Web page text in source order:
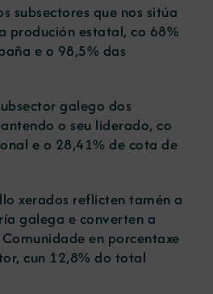
subsectores que nos sitúa
produción estatal, co 68%
e o 98,5% das
galego dos
o seu liderado, co
e o 28,41% de cota de
xerados reflicten tamén a
galega e converten a
en porcentaxe
cun 12,8% do total